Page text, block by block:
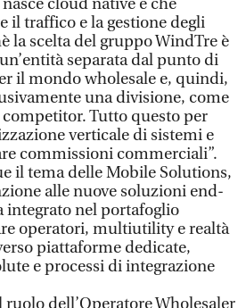
cloud native e che
il traffico e la gestione degli
la scelta del gruppo WindTre è
separata dal punto di
il mondo wholesale e, quindi,
una divisione, come
Tutto questo per
verticale di sistemi e
commissioni commerciali”.
il tema delle Mobile Solutions,
alle nuove soluzioni end-
integrato nel portafoglio
operatori, multiutility e realtà
piattaforme dedicate,
e processi di integrazione
dell’Operatore Wholesaler